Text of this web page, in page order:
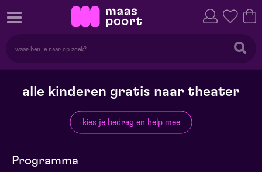
alle kinderen gratis naar theater
kies je bedrag en help mee
Programma